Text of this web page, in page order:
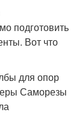
подготовить
Вот что
для опор
Саморезы